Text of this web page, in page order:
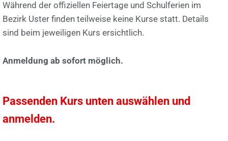
Während der offiziellen Feiertage und Schulferien im
Bezirk Uster finden teilweise keine Kurse statt. Details
sind beim jeweiligen Kurs ersichtlich.
Anmeldung ab sofort möglich.
Passenden Kurs unten auswählen und
anmelden.